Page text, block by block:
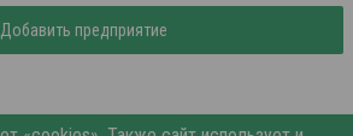
Добавить предприятие